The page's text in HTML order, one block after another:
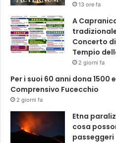
13 ore fa
A
Concerto
Tempio
2 giorni fa
Per i suoi 60 anni dona 1500
Comprensivo Fucecchio
2 giorni fa
Etna
cosa
passeggeri